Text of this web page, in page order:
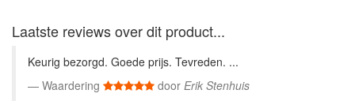
Laatste reviews over dit product...
Keurig bezorgd. Goede prijs. Tevreden. ...
Waardering
door Erik Stenhuis